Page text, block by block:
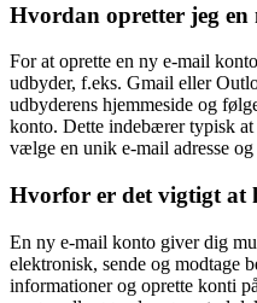
Hvordan opretter jeg en
For at oprette en ny e-mail
udbyder, f.eks. Gmail eller
udbyderens hjemmeside og
konto. Dette indebærer typisk
vælge en unik e-mail adresse
Hvorfor er det vigtigt at
En ny e-mail konto giver dig
elektronisk, sende og modtage
informationer og oprette konti